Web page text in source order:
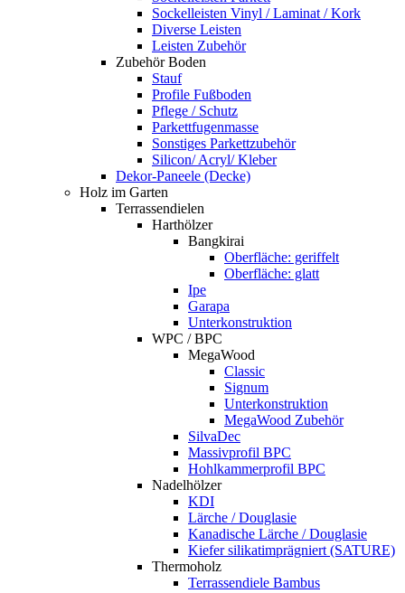
Sockelleisten Vinyl / Laminat / Kork
Diverse Leisten
Leisten Zubehör
Zubehör Boden
Stauf
Profile Fußboden
Pflege / Schutz
Parkettfugenmasse
Sonstiges Parkettzubehör
Silicon/ Acryl/ Kleber
Dekor-Paneele (Decke)
Holz im Garten
Terrassendielen
Harthölzer
Bangkirai
Oberfläche: geriffelt
Oberfläche: glatt
Ipe
Garapa
Unterkonstruktion
WPC / BPC
MegaWood
Classic
Signum
Unterkonstruktion
MegaWood Zubehör
SilvaDec
Massivprofil BPC
Hohlkammerprofil BPC
Nadelhölzer
KDI
Lärche / Douglasie
Kanadische Lärche / Douglasie
Kiefer silikatimprägniert (SATURE)
Thermoholz
Terrassendiele Bambus